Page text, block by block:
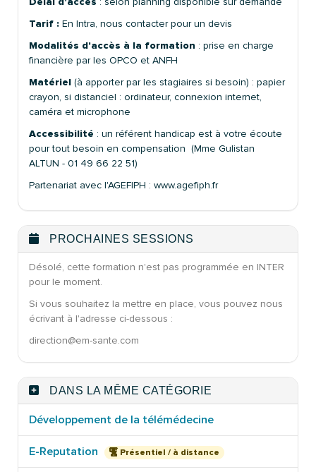
Tarif : En Intra, nous contacter pour un devis
Modalités d'accès à la formation : prise en charge
financière par les OPCO et ANFH
Matériel (à apporter par les stagiaires si besoin) : papier
crayon, si distanciel : ordinateur, connexion internet,
caméra et microphone
Accessibilité : un référent handicap est à votre écoute
pour tout besoin en compensation (Mme Gulistan
ALTUN - 01 49 66 22 51)
Partenariat avec l'AGEFIPH : www.agefiph.fr
PROCHAINES SESSIONS
Désolé, cette formation n'est pas programmée en INTER
pour le moment.
Si vous souhaitez la mettre en place, vous pouvez nous
écrivant à l'adresse ci-dessous :
direction@em-sante.com
DANS LA MÊME CATÉGORIE
Développement de la télémédecine
E-Reputation Présentiel / à distance